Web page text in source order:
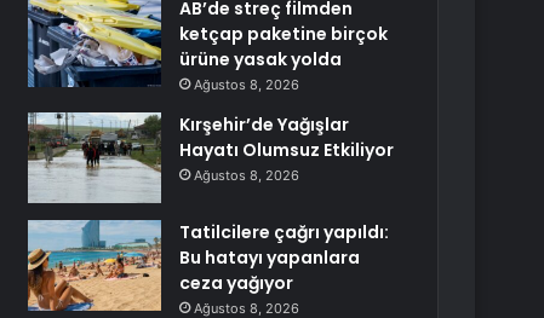
AB’de streç filmden
ketçap paketine birçok
ürüne yasak yolda
Ağustos 8, 2026
Kırşehir’de Yağışlar
Hayatı Olumsuz Etkiliyor
Ağustos 8, 2026
Tatilcilere çağrı yapıldı:
Bu hatayı yapanlara
ceza yağıyor
Ağustos 8, 2026